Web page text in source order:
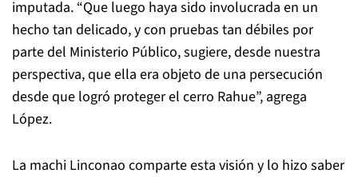
imputada. “Que luego haya sido involucrada en un
hecho tan delicado, y con pruebas tan débiles por
parte del Ministerio Público, sugiere, desde nuestra
perspectiva, que ella era objeto de una persecución
desde que logró proteger el cerro Rahue”, agrega
López.
La machi Linconao comparte esta visión y lo hizo saber